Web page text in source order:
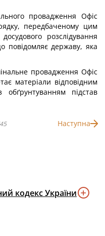
провадження Офіс
передбаченому цим
розслідування
повідомляє державу, яка
провадження Офіс
матеріали відповідним
підстав
Наступна
кодекс України